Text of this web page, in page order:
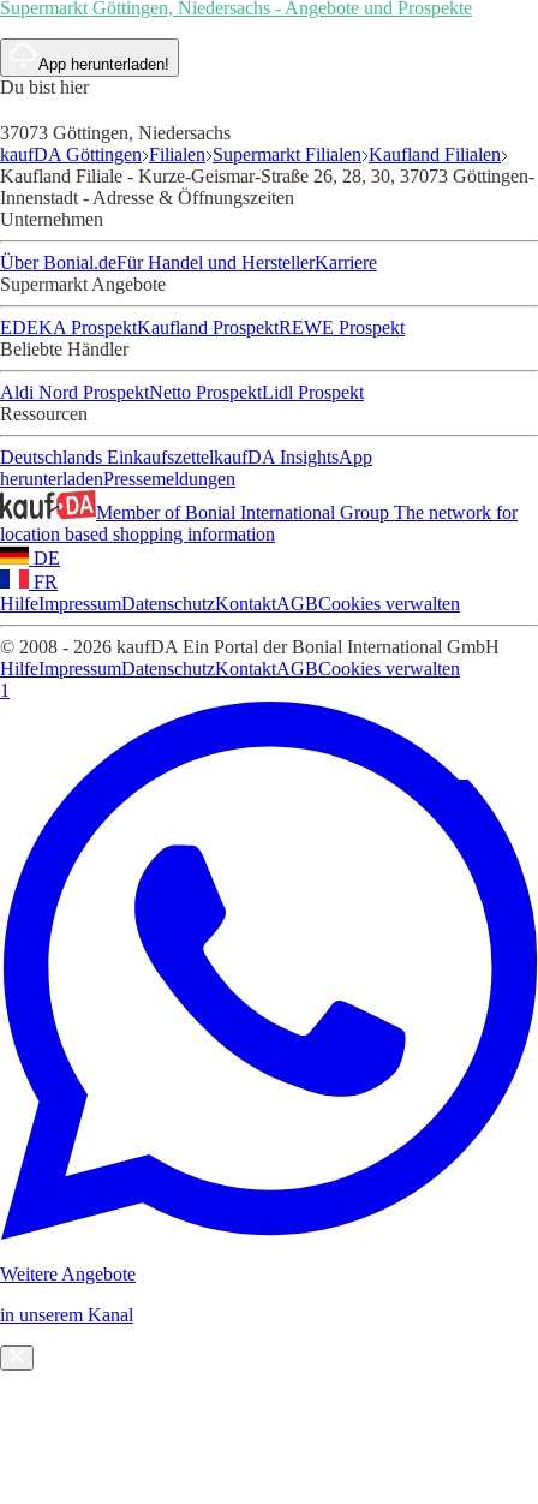
Supermarkt Göttingen, Niedersachs - Angebote und Prospekte
App herunterladen!
Du bist hier
37073 Göttingen, Niedersachs
kaufDA Göttingen Filialen Supermarkt Filialen Kaufland Filialen
Kaufland Filiale - Kurze-Geismar-Straße 26, 28, 30, 37073 Göttingen-
Innenstadt - Adresse & Öffnungszeiten
Unternehmen
Über Bonial.deFür Handel und HerstellerKarriere
Supermarkt Angebote
EDEKA ProspektKaufland ProspektREWE Prospekt
Beliebte Händler
Aldi Nord ProspektNetto ProspektLidl Prospekt
Ressourcen
Deutschlands EinkaufszettelkaufDA InsightsApp
herunterladenPressemeldungen
Member of Bonial International Group The network for
location based shopping information
DE
FR
HilfeImpressumDatenschutzKontaktAGBCookies verwalten
© 2008 - 2026 kaufDA Ein Portal der Bonial International GmbH
HilfeImpressumDatenschutzKontaktAGBCookies verwalten
1
Weitere Angebote
in unserem Kanal